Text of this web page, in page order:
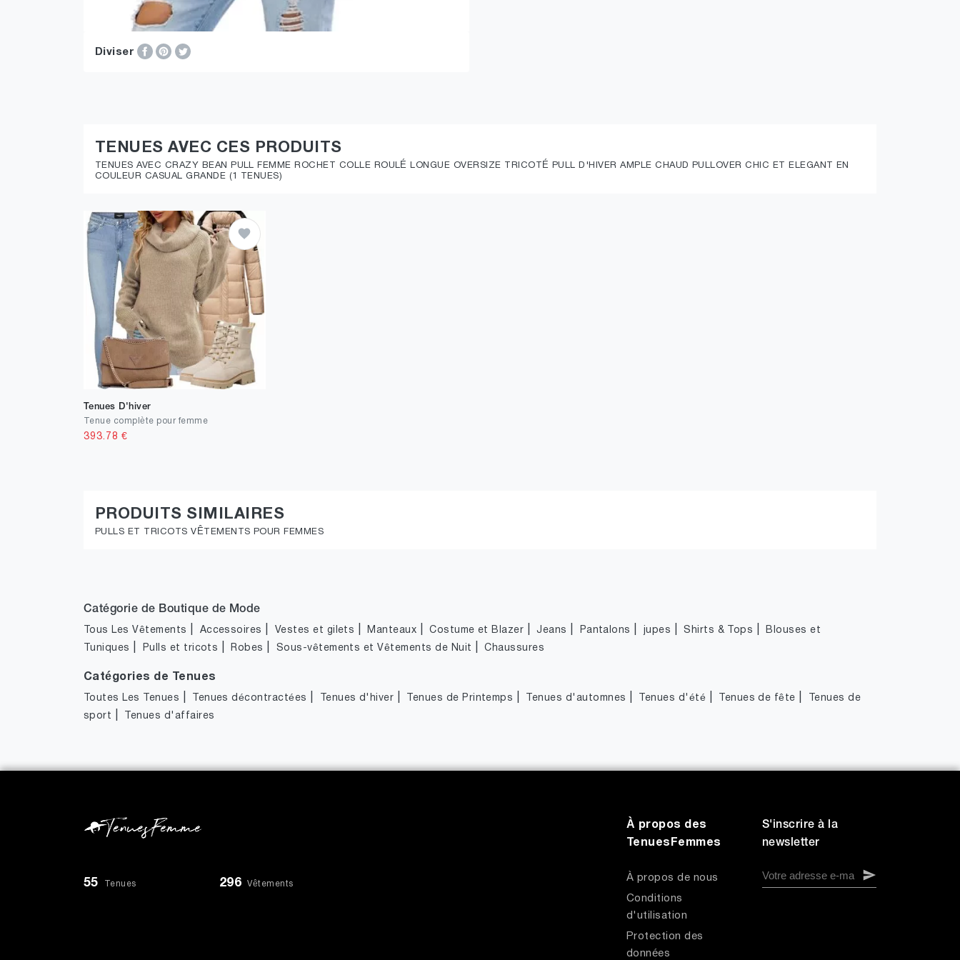
Diviser
TENUES AVEC CES PRODUITS
TENUES AVEC CRAZY BEAN PULL FEMME ROCHET COLLE ROULÉ LONGUE OVERSIZE TRICOTÉ PULL D'HIVER AMPLE CHAUD PULLOVER CHIC ET ELEGANT EN
COULEUR CASUAL GRANDE (1 TENUES)
Tenues D'hiver
Tenue complète pour femme
393.78 €
PRODUITS SIMILAIRES
PULLS ET TRICOTS VÊTEMENTS POUR FEMMES
Catégorie de Boutique de Mode
Tous Les Vêtements Accessoires Vestes et gilets Manteaux |Costume et Blazer |Jeans Pantalons jupes |Shirts & Tops
Blouses et
Tuniques
Pulls et tricots Robes Sous-vêtements et Vêtements de Nuit |Chaussures
Catégories de Tenues
Toutes Les Tenues Tenues décontractées Tenues d'hiver Tenues de Printemps Tenues d'automnes Tenues d'été Tenues de fête
Tenues de
sport
Tenues d'affaires
55 Tenues 296 Vêtements
À propos des
TenuesFemmes
À propos de nous
Conditions
d'utilisation
Protection des
données
S'inscrire à la
newsletter